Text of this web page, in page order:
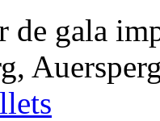
de gala